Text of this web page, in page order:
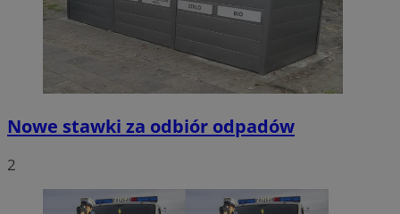
Nowe stawki za odbiór odpadów
2